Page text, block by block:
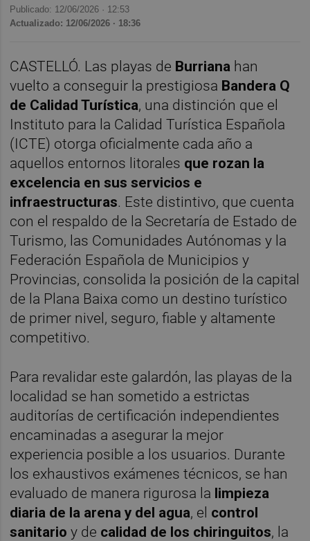
Publicado: 12/06/2026 · 12:53
Actualizado: 12/06/2026 · 18:36
CASTELLÓ. Las playas de Burriana han
vuelto a conseguir la prestigiosa Bandera Q
de Calidad Turística, una distinción que el
Instituto para la Calidad Turística Española
(ICTE) otorga oficialmente cada año a
aquellos entornos litorales que rozan la
excelencia en sus servicios e
infraestructuras. Este distintivo, que cuenta
con el respaldo de la Secretaría de Estado de
Turismo, las Comunidades Autónomas y la
Federación Española de Municipios y
Provincias, consolida la posición de la capital
de la Plana Baixa como un destino turístico
de primer nivel, seguro, fiable y altamente
competitivo.
Para revalidar este galardón, las playas de la
localidad se han sometido a estrictas
auditorías de certificación independientes
encaminadas a asegurar la mejor
experiencia posible a los usuarios. Durante
los exhaustivos exámenes técnicos, se han
evaluado de manera rigurosa la limpieza
diaria de la arena y del agua, el control
sanitario y de calidad de los chiringuitos, la